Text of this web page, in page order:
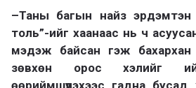
–Таны багын найз эрдэмтэн
толь”-ийг хаанаас нь ч асуусан
мэдэж байсан гэж
зөвхөн орос хэлийг ийн